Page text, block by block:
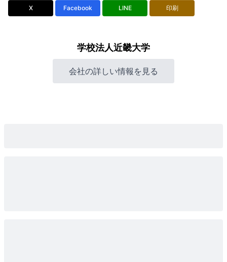
X Facebook LINE 印刷
学校法人近畿大学
会社の詳しい情報を見る